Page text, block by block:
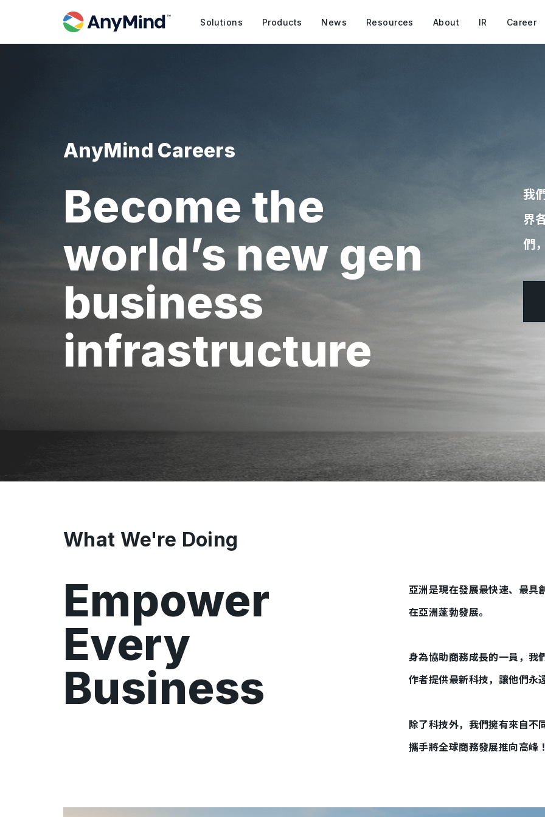
Solutions Products News Resources About IR Career
AnyMind Careers
Become the
world’s new gen
business
infrastructure
我
界
們
What We're Doing
Empower
Every
Business
亞洲是現在發展最快速、最具
在亞洲蓬勃發展。
身為協助商務成長的一員，我
作者提供最新科技，讓他們永
除了科技外，我們擁有來自不
攜手將全球商務發展推向高峰